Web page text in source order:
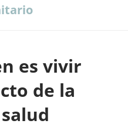
es vivir
de la